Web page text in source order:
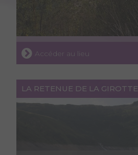
Accéder au lieu
LA RETENUE DE LA GIROTTE